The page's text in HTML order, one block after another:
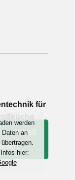
für
Inhalt
werden
Daten an
hier: